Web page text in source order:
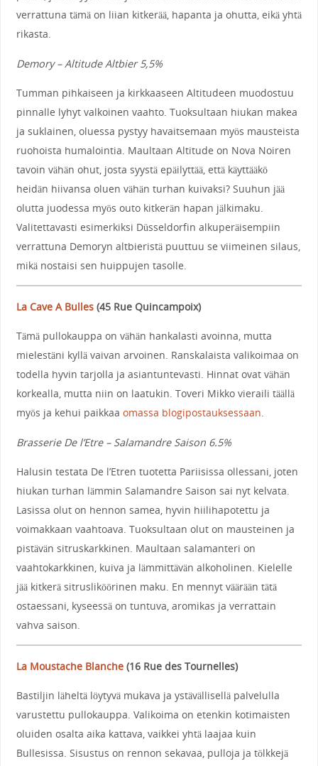
verrattuna tämä on liian kitkerää, hapanta ja ohutta, eikä yhtä
rikasta.
Demory – Altitude Altbier 5,5%
Tumman pihkaiseen ja kirkkaaseen Altitudeen muodostuu
pinnalle lyhyt valkoinen vaahto. Tuoksultaan hiukan makea
ja suklainen, oluessa pystyy havaitsemaan myös mausteista
ruohoista humalointia. Maultaan Altitude on Nova Noiren
tavoin vähän ohut, josta syystä epäilyttää, että käyttääkö
heidän hiivansa oluen vähän turhan kuivaksi? Suuhun jää
olutta juodessa myös outo kitkerän hapan jälkimaku.
Valitettavasti esimerkiksi Düsseldorfin alkuperäisempiin
verrattuna Demoryn altbieristä puuttuu se viimeinen silaus,
mikä nostaisi sen huippujen tasolle.
La Cave A Bulles(45 Rue Quincampoix)
Tämä pullokauppa on vähän hankalasti avoinna, mutta
mielestäni kyllä vaivan arvoinen. Ranskalaista valikoimaa on
todella hyvin tarjolla ja asiantuntevasti. Hinnat ovat vähän
korkealla, mutta niin on laatukin. Toveri Mikko vieraili täällä
myös ja kehui paikkaa omassa blogipostauksessaan.
Brasserie De l’Etre – Salamandre Saison 6.5%
Halusin testata De l’Etren tuotetta Pariisissa ollessani, joten
hiukan turhan lämmin Salamandre Saison sai nyt kelvata.
Lasissa olut on hennon samea, hyvin hiilihapotettu ja
voimakkaan vaahtoava. Tuoksultaan olut on mausteinen ja
pistävän sitruskarkkinen. Maultaan salamanteri on
vaahtokarkkinen, kuiva ja lämmittävän alkoholinen. Kielelle
jää kitkerä sitrusliköörinen maku. En mennyt väärään tätä
ostaessani, kyseessä on tuntuva, aromikas ja verrattain
vahva saison.
La Moustache Blanche(16 Rue des Tournelles)
Bastiljin läheltä löytyvä mukava ja ystävällisellä palvelulla
varustettu pullokauppa. Valikoima on etenkin kotimaisten
oluiden osalta aika kattava, vaikkei yhtä laajaa kuin
Bullesissa. Sisustus on rennon sekavaa, pulloja ja tölkkejä